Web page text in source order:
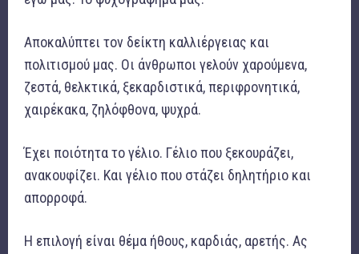
Αποκαλύπτει τον δείκτη καλλιέργειας και
πολιτισμού μας. Οι άνθρωποι γελούν χαρούμενα,
ζεστά, θελκτικά, ξεκαρδιστικά, περιφρονητικά,
χαιρέκακα, ζηλόφθονα, ψυχρά.
Έχει ποιότητα το γέλιο. Γέλιο που ξεκουράζει,
ανακουφίζει. Και γέλιο που στάζει δηλητήριο και
απορροφά.
Η επιλογή είναι θέμα ήθους, καρδιάς, αρετής. Ας